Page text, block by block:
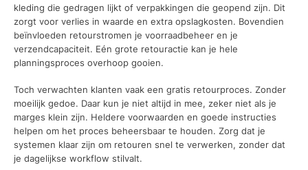
kleding die gedragen lijkt of verpakkingen die geopend zijn. Dit
zorgt voor verlies in waarde en extra opslagkosten. Bovendien
beïnvloeden retourstromen je voorraadbeheer en je
verzendcapaciteit. Eén grote retouractie kan je hele
planningsproces overhoop gooien.
Toch verwachten klanten vaak een gratis retourproces. Zonder
moeilijk gedoe. Daar kun je niet altijd in mee, zeker niet als je
marges klein zijn. Heldere voorwaarden en goede instructies
helpen om het proces beheersbaar te houden. Zorg dat je
systemen klaar zijn om retouren snel te verwerken, zonder dat
je dagelijkse workflow stilvalt.